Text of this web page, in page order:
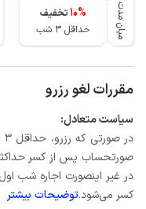
میان مدت 10%
تخفیف
حداقل 3 شب
مقررات لغو رزرو
سیاست متعادل:
کسر می‌شود.توضیحات بیشتر